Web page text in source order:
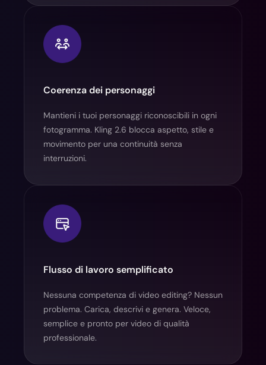
Coerenza dei personaggi
Mantieni i tuoi personaggi riconoscibili in ogni
fotogramma. Kling 2.6 blocca aspetto, stile e
movimento per una continuità senza
interruzioni.
Flusso di lavoro semplificato
Nessuna competenza di video editing? Nessun
problema. Carica, descrivi e genera. Veloce,
semplice e pronto per video di qualità
professionale.